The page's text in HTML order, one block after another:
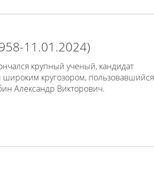
11.01.2024)
крупный ученый, кандидат
кругозором, пользовавшийся
Александр Викторович.